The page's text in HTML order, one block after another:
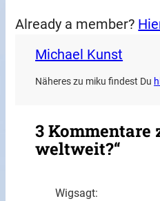
Already a member?
Michael Kunst
Näheres zu miku findest Du
3 Kommentare
weltweit?“
Wigsagt: